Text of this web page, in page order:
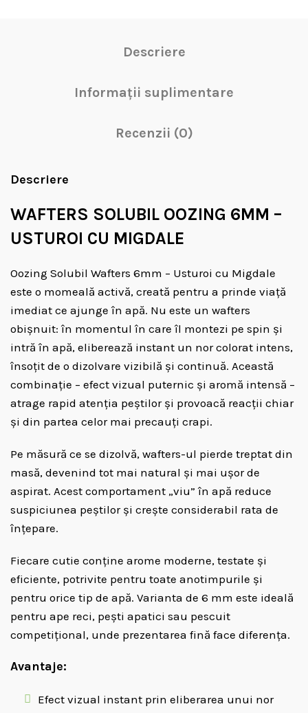
Descriere
Informații suplimentare
Recenzii (0)
Descriere
WAFTERS SOLUBIL OOZING 6MM –
USTUROI CU MIGDALE
Oozing Solubil Wafters 6mm – Usturoi cu Migdale
este o momeală activă, creată pentru a prinde viață
imediat ce ajunge în apă. Nu este un wafters
obișnuit: în momentul în care îl montezi pe spin și
intră în apă, eliberează instant un nor colorat intens,
însoțit de o dizolvare vizibilă și continuă. Această
combinație – efect vizual puternic și aromă intensă –
atrage rapid atenția peștilor și provoacă reacții chiar
și din partea celor mai precauți crapi.
Pe măsură ce se dizolvă, wafters-ul pierde treptat din
masă, devenind tot mai natural și mai ușor de
aspirat. Acest comportament „viu” în apă reduce
suspiciunea peștilor și crește considerabil rata de
înțepare.
Fiecare cutie conține arome moderne, testate și
eficiente, potrivite pentru toate anotimpurile și
pentru orice tip de apă. Varianta de 6 mm este ideală
pentru ape reci, pești apatici sau pescuit
competițional, unde prezentarea fină face diferența.
Avantaje:
Efect vizual instant prin eliberarea unui nor